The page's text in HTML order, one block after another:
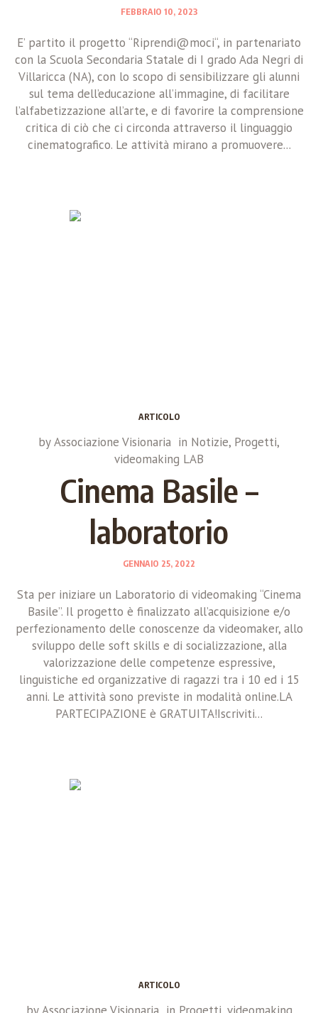
FEBBRAIO 10, 2023
E’ partito il progetto “Riprendi@moci“, in partenariato
con la Scuola Secondaria Statale di I grado Ada Negri di
Villaricca (NA), con lo scopo di sensibilizzare gli alunni
sul tema dell’educazione all’immagine, di facilitare
l’alfabetizzazione all’arte, e di favorire la comprensione
critica di ciò che ci circonda attraverso il linguaggio
cinematografico. Le attività mirano a promuovere...
ARTICOLO
byAssociazione Visionaria in Notizie, Progetti,
videomaking LAB
Cinema Basile –
laboratorio
GENNAIO 25, 2022
Sta per iniziare un Laboratorio di videomaking “Cinema
Basile”. Il progetto è finalizzato all’acquisizione e/o
perfezionamento delle conoscenze da videomaker, allo
sviluppo delle soft skills e di socializzazione, alla
valorizzazione delle competenze espressive,
linguistiche ed organizzative di ragazzi tra i 10 ed i 15
anni. Le attività sono previste in modalità online.LA
PARTECIPAZIONE è GRATUITA!Iscriviti...
ARTICOLO